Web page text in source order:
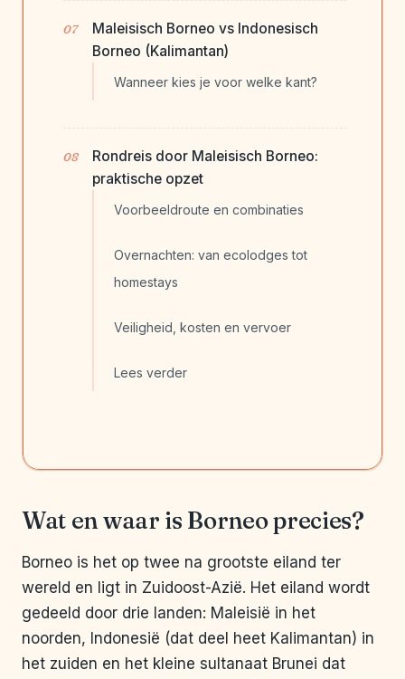
Maleisisch Borneo vs Indonesisch
Borneo (Kalimantan)
Wanneer kies je voor welke kant?
Rondreis door Maleisisch Borneo:
praktische opzet
Voorbeeldroute en combinaties
Overnachten: van ecolodges tot
homestays
Veiligheid, kosten en vervoer
Lees verder
Wat en waar is Borneo precies?
Borneo is het op twee na grootste eiland ter
wereld en ligt in Zuidoost-Azië. Het eiland wordt
gedeeld door drie landen: Maleisië in het
noorden, Indonesië (dat deel heet Kalimantan) in
het zuiden en het kleine sultanaat Brunei dat